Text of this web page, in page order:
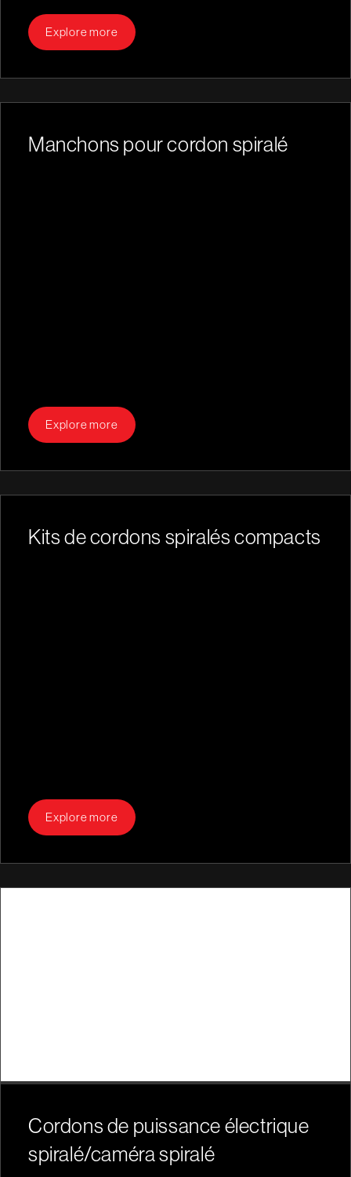
Explore more
Manchons pour cordon spiralé
Explore more
Kits de cordons spiralés compacts
Explore more
Cordons de puissance électrique
spiralé/caméra spiralé